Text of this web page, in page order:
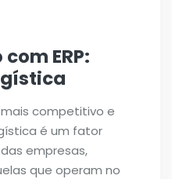
ERP:
competitivo e
é um fator
empresas,
que operam no